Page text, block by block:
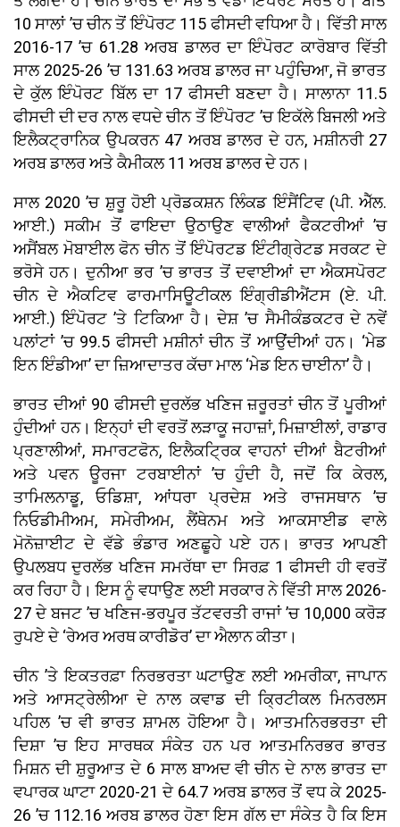
10 ਸਾਲਾਂ ’ਚ ਚੀਨ ਤੋਂ ਇੰਪੋਰਟ 115 ਫੀਸਦੀ ਵਧਿਆ ਹੈ। ਵਿੱਤੀ ਸਾਲ
2016-17 ’ਚ 61.28 ਅਰਬ ਡਾਲਰ ਦਾ ਇੰਪੋਰਟ ਕਾਰੋਬਾਰ ਵਿੱਤੀ
ਸਾਲ 2025-26 ’ਚ 131.63 ਅਰਬ ਡਾਲਰ ਜਾ ਪਹੁੰਚਿਆ, ਜੋ ਭਾਰਤ
ਦੇ ਕੁੱਲ ਇੰਪੋਰਟ ਬਿੱਲ ਦਾ 17 ਫੀਸਦੀ ਬਣਦਾ ਹੈ। ਸਾਲਾਨਾ 11.5
ਫੀਸਦੀ ਦੀ ਦਰ ਨਾਲ ਵਧਦੇ ਚੀਨ ਤੋਂ ਇੰਪੋਰਟ ’ਚ ਇਕੱਲੇ ਬਿਜਲੀ ਅਤੇ
ਇਲੈਕਟ੍ਰਾਨਿਕ ਉਪਕਰਨ 47 ਅਰਬ ਡਾਲਰ ਦੇ ਹਨ, ਮਸ਼ੀਨਰੀ 27
ਅਰਬ ਡਾਲਰ ਅਤੇ ਕੈਮੀਕਲ 11 ਅਰਬ ਡਾਲਰ ਦੇ ਹਨ।
ਸਾਲ 2020 ’ਚ ਸ਼ੁਰੂ ਹੋਈ ਪ੍ਰੋਡਕਸ਼ਨ ਲਿੰਕਡ ਇੰਸੈਂਟਿਵ (ਪੀ. ਐੱਲ.
ਆਈ.) ਸਕੀਮ ਤੋਂ ਫਾਇਦਾ ਉਠਾਉਣ ਵਾਲੀਆਂ ਫੈਕਟਰੀਆਂ ’ਚ
ਅਸੈਂਬਲ ਮੋਬਾਈਲ ਫੋਨ ਚੀਨ ਤੋਂ ਇੰਪੋਰਟਡ ਇੰਟੀਗ੍ਰੇਟਡ ਸਰਕਟ ਦੇ
ਭਰੋਸੇ ਹਨ। ਦੁਨੀਆ ਭਰ ’ਚ ਭਾਰਤ ਤੋਂ ਦਵਾਈਆਂ ਦਾ ਐਕਸਪੋਰਟ
ਚੀਨ ਦੇ ਐਕਟਿਵ ਫਾਰਮਾਸਿਊਟੀਕਲ ਇੰਗ੍ਰੀਡੀਐਂਟਸ (ਏ. ਪੀ.
ਆਈ.) ਇੰਪੋਰਟ ’ਤੇ ਟਿਕਿਆ ਹੈ। ਦੇਸ਼ ’ਚ ਸੈਮੀਕੰਡਕਟਰ ਦੇ ਨਵੇਂ
ਪਲਾਂਟਾਂ ’ਚ 99.5 ਫੀਸਦੀ ਮਸ਼ੀਨਾਂ ਚੀਨ ਤੋਂ ਆਉਂਦੀਆਂ ਹਨ। ‘ਮੇਡ
ਇਨ ਇੰਡੀਆ’ ਦਾ ਜ਼ਿਆਦਾਤਰ ਕੱਚਾ ਮਾਲ ‘ਮੇਡ ਇਨ ਚਾਈਨਾ’ ਹੈ।
ਭਾਰਤ ਦੀਆਂ 90 ਫੀਸਦੀ ਦੁਰਲੱਭ ਖਣਿਜ ਜ਼ਰੂਰਤਾਂ ਚੀਨ ਤੋਂ ਪੂਰੀਆਂ
ਹੁੰਦੀਆਂ ਹਨ। ਇਨ੍ਹਾਂ ਦੀ ਵਰਤੋਂ ਲੜਾਕੂ ਜਹਾਜ਼ਾਂ, ਮਿਜ਼ਾਈਲਾਂ, ਰਾਡਾਰ
ਪ੍ਰਣਾਲੀਆਂ, ਸਮਾਰਟਫੋਨ, ਇਲੈਕਟ੍ਰਿਕ ਵਾਹਨਾਂ ਦੀਆਂ ਬੈਟਰੀਆਂ
ਅਤੇ ਪਵਨ ਊਰਜਾ ਟਰਬਾਈਨਾਂ ’ਚ ਹੁੰਦੀ ਹੈ, ਜਦੋਂ ਕਿ ਕੇਰਲ,
ਤਾਮਿਲਨਾਡੂ, ਓਡਿਸ਼ਾ, ਆਂਧਰਾ ਪ੍ਰਦੇਸ਼ ਅਤੇ ਰਾਜਸਥਾਨ ’ਚ
ਨਿਓਡੀਮੀਅਮ, ਸਮੇਰੀਅਮ, ਲੈਂਥੇਨਮ ਅਤੇ ਆਕਸਾਈਡ ਵਾਲੇ
ਮੋਨੋਜ਼ਾਈਟ ਦੇ ਵੱਡੇ ਭੰਡਾਰ ਅਣਛੂਹੇ ਪਏ ਹਨ। ਭਾਰਤ ਆਪਣੀ
ਉਪਲਬਧ ਦੁਰਲੱਭ ਖਣਿਜ ਸਮਰੱਥਾ ਦਾ ਸਿਰਫ਼ 1 ਫੀਸਦੀ ਹੀ ਵਰਤੋਂ
ਕਰ ਰਿਹਾ ਹੈ। ਇਸ ਨੂੰ ਵਧਾਉਣ ਲਈ ਸਰਕਾਰ ਨੇ ਵਿੱਤੀ ਸਾਲ 2026-
27 ਦੇ ਬਜਟ ’ਚ ਖਣਿਜ-ਭਰਪੂਰ ਤੱਟਵਰਤੀ ਰਾਜਾਂ ’ਚ 10,000 ਕਰੋੜ
ਰੁਪਏ ਦੇ ‘ਰੇਅਰ ਅਰਥ ਕਾਰੀਡੋਰ’ ਦਾ ਐਲਾਨ ਕੀਤਾ।
ਚੀਨ ’ਤੇ ਇਕਤਰਫ਼ਾ ਨਿਰਭਰਤਾ ਘਟਾਉਣ ਲਈ ਅਮਰੀਕਾ, ਜਾਪਾਨ
ਅਤੇ ਆਸਟ੍ਰੇਲੀਆ ਦੇ ਨਾਲ ਕਵਾਡ ਦੀ ਕ੍ਰਿਟੀਕਲ ਮਿਨਰਲਸ
ਪਹਿਲ ’ਚ ਵੀ ਭਾਰਤ ਸ਼ਾਮਲ ਹੋਇਆ ਹੈ। ਆਤਮਨਿਰਭਰਤਾ ਦੀ
ਦਿਸ਼ਾ ’ਚ ਇਹ ਸਾਰਥਕ ਸੰਕੇਤ ਹਨ ਪਰ ਆਤਮਨਿਰਭਰ ਭਾਰਤ
ਮਿਸ਼ਨ ਦੀ ਸ਼ੁਰੂਆਤ ਦੇ 6 ਸਾਲ ਬਾਅਦ ਵੀ ਚੀਨ ਦੇ ਨਾਲ ਭਾਰਤ ਦਾ
ਵਪਾਰਕ ਘਾਟਾ 2020-21 ਦੇ 64.7 ਅਰਬ ਡਾਲਰ ਤੋਂ ਵਧ ਕੇ 2025-
26 ’ਚ 112.16 ਅਰਬ ਡਾਲਰ ਹੋਣਾ ਇਸ ਗੱਲ ਦਾ ਸੰਕੇਤ ਹੈ ਕਿ ਇਸ